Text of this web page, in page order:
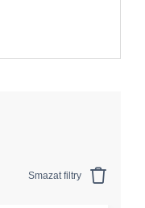
Smazat filtry